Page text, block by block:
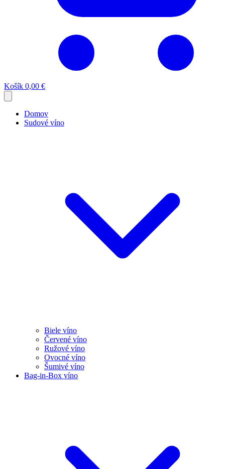
Košík 0,00 €
Domov
Sudové víno
Biele víno
Červené víno
Ružové víno
Ovocné víno
Šumivé víno
Bag-in-Box víno